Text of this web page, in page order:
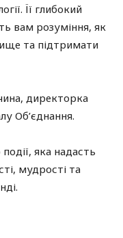
Її глибокий
вам розуміння, як
та підтримати
директорка
Об’єднання.
яка надасть
мудрості та